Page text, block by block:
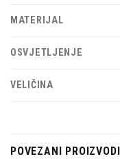
MATERIJAL
OSVJETLJENJE
VELIČINA
POVEZANI PROIZVODI